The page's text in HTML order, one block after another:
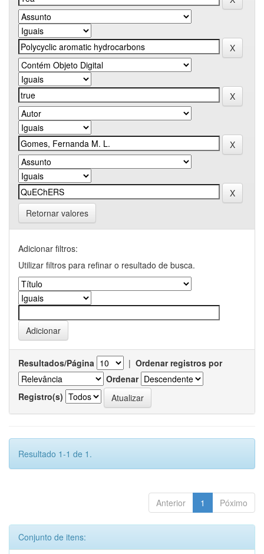
Retornar valores
Adicionar filtros:
Utilizar filtros para refinar o resultado de busca.
Resultados/Página | Ordenar registros por
Ordenar
Registro(s)
Resultado 1-1 de 1.
Anterior 1 Póximo
Conjunto de itens: